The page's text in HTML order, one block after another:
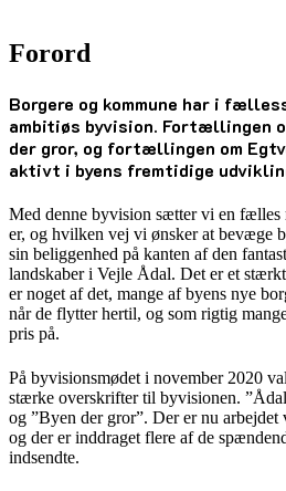
Forord
Borgere og kommune har i
ambitiøs byvision. Fortællingen
der gror, og fortællingen om
aktivt i byens fremtidige
Med denne byvision sætter vi en
er, og hvilken vej vi ønsker at bevæge
sin beliggenhed på kanten af den
landskaber i Vejle Ådal. Det er et
er noget af det, mange af byens nye
når de flytter hertil, og som rigtig
pris på.
På byvisionsmødet i november 2020
stærke overskrifter til byvisionen.
og ”Byen der gror”. Der er nu arbejdet
og der er inddraget flere af de
indsendte.